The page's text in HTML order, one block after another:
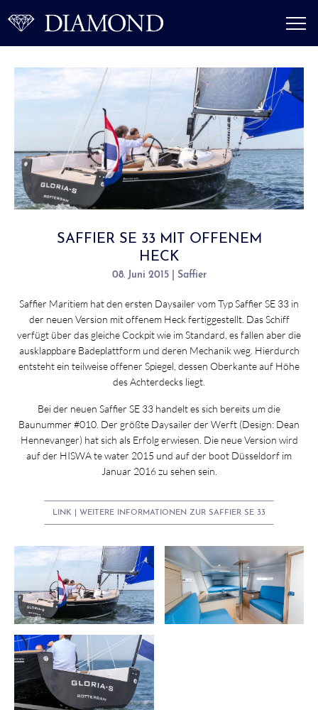
SAFFIER SE 33 MIT OFFENEM
HECK
08. Juni 2015 | Saffier
Saffier Maritiem hat den ersten Daysailer vom Typ Saffier SE 33 in
der neuen Version mit offenem Heck fertiggestellt. Das Schiff
verfügt über das gleiche Cockpit wie im Standard, es fallen aber die
ausklappbare Badeplattform und deren Mechanik weg. Hierdurch
entsteht ein teilweise offener Spiegel, dessen Oberkante auf Höhe
des Achterdecks liegt.
Bei der neuen Saffier SE 33 handelt es sich bereits um die
Baunummer #010. Der größte Daysailer der Werft (Design: Dean
Hennevanger) hat sich als Erfolg erwiesen. Die neue Version wird
auf der HISWA te water 2015 und auf der boot Düsseldorf im
Januar 2016 zu sehen sein.
LINK | WEITERE INFORMATIONEN ZUR SAFFIER SE 33